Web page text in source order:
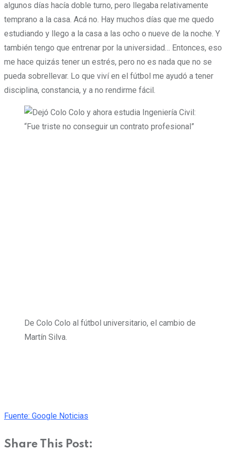
algunos días hacía doble turno, pero llegaba relativamente
temprano a la casa. Acá no. Hay muchos días que me quedo
estudiando y llego a la casa a las ocho o nueve de la noche. Y
también tengo que entrenar por la universidad… Entonces, eso
me hace quizás tener un estrés, pero no es nada que no se
pueda sobrellevar. Lo que viví en el fútbol me ayudó a tener
disciplina, constancia, y a no rendirme fácil.
De Colo Colo al fútbol universitario, el cambio de
Martín Silva.
Fuente: Google Noticias
Share This Post: